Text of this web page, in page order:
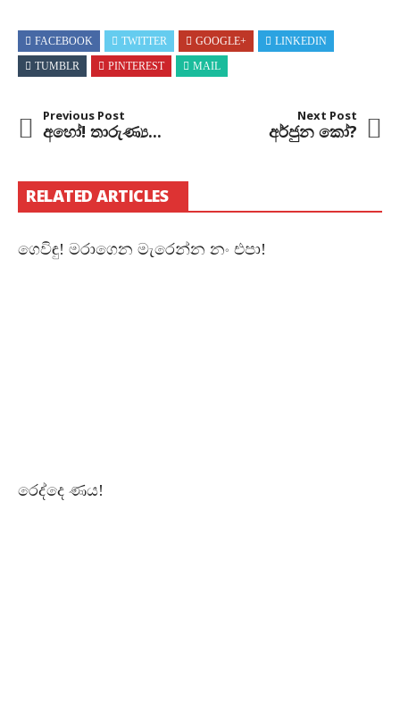
FACEBOOK TWITTER GOOGLE+
LINKEDIN
TUMBLR
PINTEREST MAIL
Previous Post
අහෝ! තාරුණ්‍ය...
Next Post
අර්ජුන කෝ?
RELATED ARTICLES
ගෙවිඳු! මරාගෙන මැරෙන්න නං එපා!
රෙද්දෙ ණය!